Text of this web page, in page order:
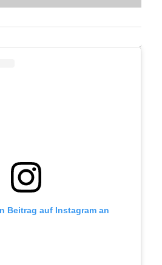
Beitrag auf Instagram an